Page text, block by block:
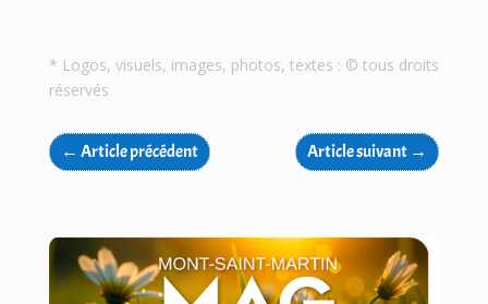
* Logos, visuels, images, photos, textes : © tous droits
réservés
← Article précédent Article suivant →